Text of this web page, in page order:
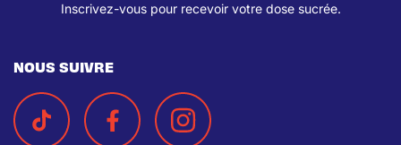
Inscrivez-vous pour recevoir votre dose sucrée.
NOUS SUIVRE